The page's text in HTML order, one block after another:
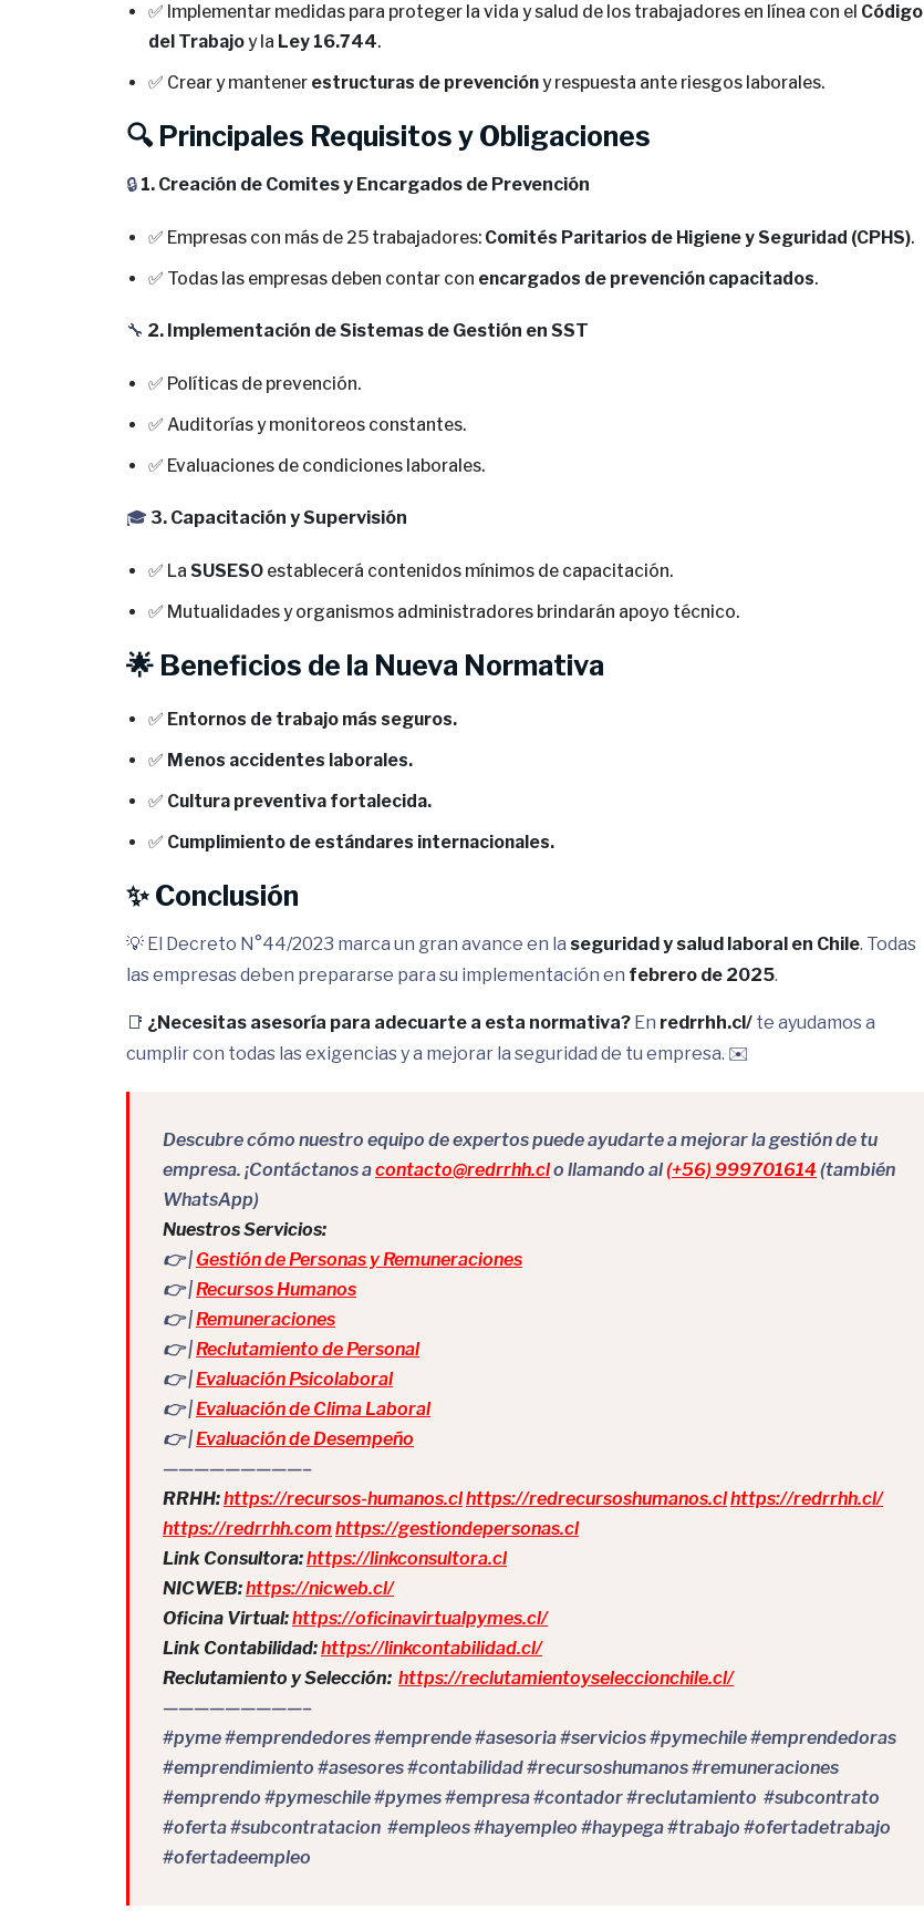
✅ Implementar medidas para proteger la vida y salud de los trabajadores en línea con el Código
del Trabajoy la Ley 16.744.
✅ Crear y mantener estructuras de prevencióny respuesta ante riesgos laborales.
🔍 Principales Requisitos y Obligaciones
🔒 1. Creación de Comites y Encargados de Prevención
✅ Empresas con más de 25 trabajadores: Comités Paritarios de Higiene y Seguridad (CPHS).
✅ Todas las empresas deben contar con encargados de prevención capacitados.
🔧 2. Implementación de Sistemas de Gestión en SST
✅ Políticas de prevención.
✅ Auditorías y monitoreos constantes.
✅ Evaluaciones de condiciones laborales.
🎓 3. Capacitación y Supervisión
✅ La SUSESO establecerá contenidos mínimos de capacitación.
✅ Mutualidades y organismos administradores brindarán apoyo técnico.
🌟 Beneficios de la Nueva Normativa
✅ Entornos de trabajo más seguros.
✅ Menos accidentes laborales.
✅ Cultura preventiva fortalecida.
✅ Cumplimiento de estándares internacionales.
✨ Conclusión
💡 El Decreto N°44/2023 marca un gran avance en la seguridad y salud laboral en Chile. Todas
las empresas deben prepararse para su implementación en febrero de 2025.
📑 ¿Necesitas asesoría para adecuarte a esta normativa? En redrrhh.cl/ te ayudamos a
cumplir con todas las exigencias y a mejorar la seguridad de tu empresa. ✉️
Descubre cómo nuestro equipo de expertos puede ayudarte a mejorar la gestión de tu
empresa. ¡Contáctanos acontacto@redrrhh.clo llamando al(+56) 999701614(también
WhatsApp)
Nuestros Servicios:
👉 | Gestión de Personas y Remuneraciones
👉 |Recursos Humanos
👉 |Remuneraciones
👉 |Reclutamiento de Personal
👉 |Evaluación Psicolaboral
👉 |Evaluación de Clima Laboral
👉 |Evaluación de Desempeño
—————————–
RRHH:https://recursos-humanos.clhttps://redrecursoshumanos.clhttps://redrrhh.cl/
https://redrrhh.com https://gestiondepersonas.cl
Link Consultora:https://linkconsultora.cl
NICWEB:https://nicweb.cl/
Oficina Virtual:https://oficinavirtualpymes.cl/
Link Contabilidad:https://linkcontabilidad.cl/
Reclutamiento y Selección: https://reclutamientoyseleccionchile.cl/
—————————–
#pyme #emprendedores #emprende #asesoria #servicios #pymechile #emprendedoras
#emprendimiento #asesores #contabilidad #recursoshumanos #remuneraciones
#emprendo #pymeschile #pymes #empresa #contador #reclutamiento #subcontrato
#oferta #subcontratacion #empleos #hayempleo #haypega #trabajo #ofertadetrabajo
#ofertadeempleo